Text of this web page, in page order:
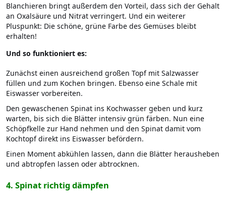
Blanchieren bringt außerdem den Vorteil, dass sich der Gehalt
an Oxalsäure und Nitrat verringert. Und ein weiterer
Pluspunkt: Die schöne, grüne Farbe des Gemüses bleibt
erhalten!
Und so funktioniert es:
Zunächst einen ausreichend großen Topf mit Salzwasser
füllen und zum Kochen bringen. Ebenso eine Schale mit
Eiswasser vorbereiten.
Den gewaschenen Spinat ins Kochwasser geben und kurz
warten, bis sich die Blätter intensiv grün färben. Nun eine
Schöpfkelle zur Hand nehmen und den Spinat damit vom
Kochtopf direkt ins Eiswasser befördern.
Einen Moment abkühlen lassen, dann die Blätter herausheben
und abtropfen lassen oder abtrocknen.
4. Spinat richtig dämpfen